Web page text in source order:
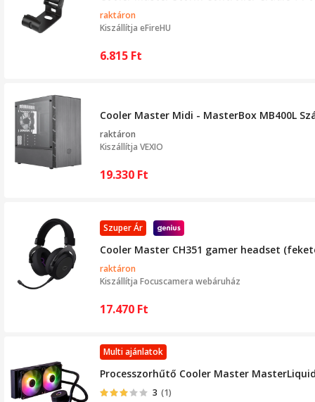
raktáron
Kiszállítja eFireHU
6.815 Ft
Cooler Master Midi - MasterBox MB400L
raktáron
Kiszállítja VEXIO
19.330 Ft
Szuper Ár
Cooler Master CH351 gamer headset
raktáron
Kiszállítja Focuscamera webáruház
17.470 Ft
Multi ajánlatok
Processzorhűtő Cooler Master
3 (1)